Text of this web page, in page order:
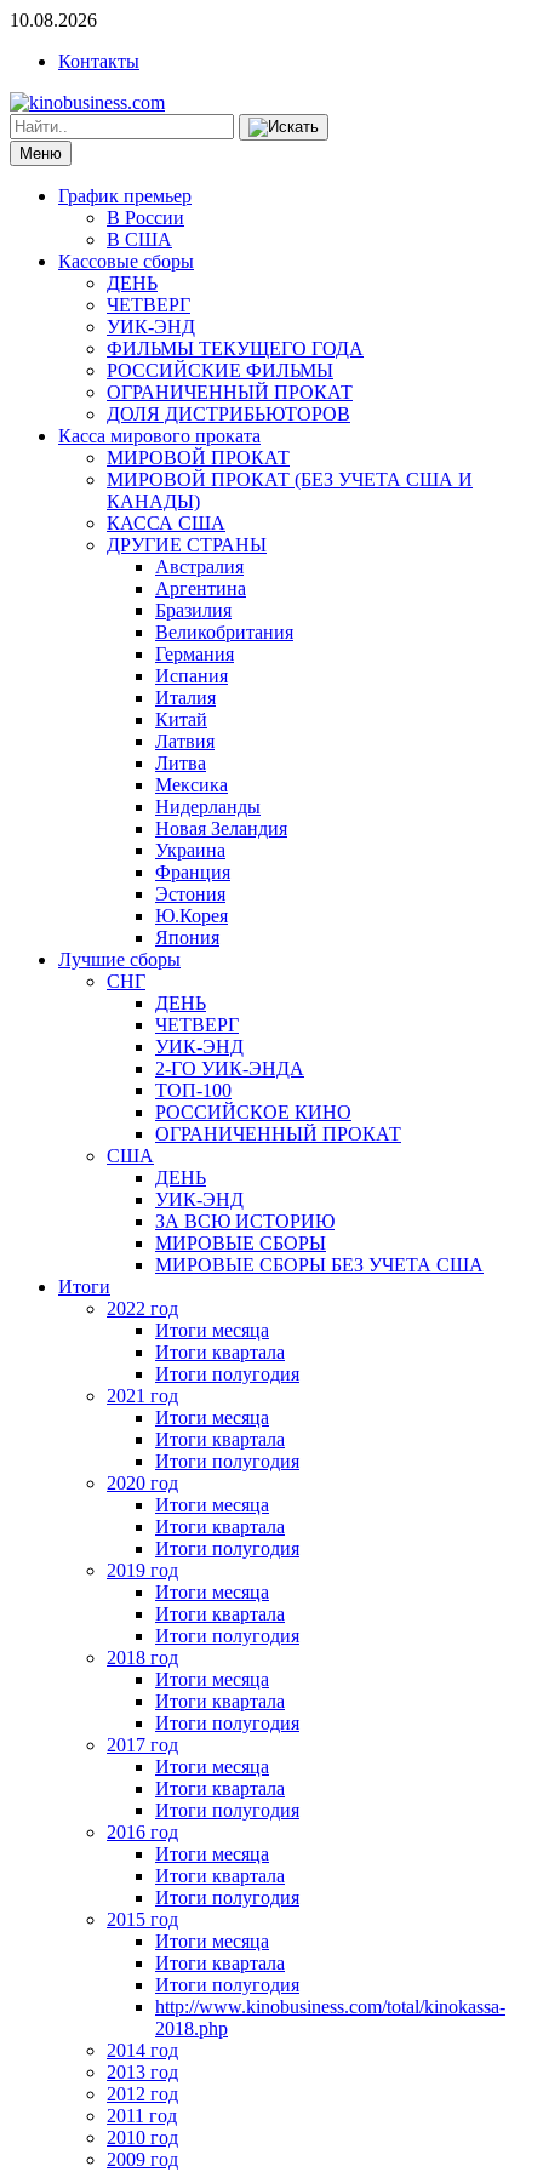
10.08.2026
Контакты
Меню
График премьер
В России
В США
Кассовые сборы
ДЕНЬ
ЧЕТВЕРГ
УИК-ЭНД
ФИЛЬМЫ ТЕКУЩЕГО ГОДА
РОССИЙСКИЕ ФИЛЬМЫ
ОГРАНИЧЕННЫЙ ПРОКАТ
ДОЛЯ ДИСТРИБЬЮТОРОВ
Касса мирового проката
МИРОВОЙ ПРОКАТ
МИРОВОЙ ПРОКАТ (БЕЗ УЧЕТА США И
КАНАДЫ)
КАССА США
ДРУГИЕ СТРАНЫ
Австралия
Аргентина
Бразилия
Великобритания
Германия
Испания
Италия
Китай
Латвия
Литва
Мексика
Нидерланды
Новая Зеландия
Украина
Франция
Эстония
Ю.Корея
Япония
Лучшие сборы
СНГ
ДЕНЬ
ЧЕТВЕРГ
УИК-ЭНД
2-ГО УИК-ЭНДА
ТОП-100
РОССИЙСКОЕ КИНО
ОГРАНИЧЕННЫЙ ПРОКАТ
США
ДЕНЬ
УИК-ЭНД
ЗА ВСЮ ИСТОРИЮ
МИРОВЫЕ СБОРЫ
МИРОВЫЕ СБОРЫ БЕЗ УЧЕТА США
Итоги
2022 год
Итоги месяца
Итоги квартала
Итоги полугодия
2021 год
Итоги месяца
Итоги квартала
Итоги полугодия
2020 год
Итоги месяца
Итоги квартала
Итоги полугодия
2019 год
Итоги месяца
Итоги квартала
Итоги полугодия
2018 год
Итоги месяца
Итоги квартала
Итоги полугодия
2017 год
Итоги месяца
Итоги квартала
Итоги полугодия
2016 год
Итоги месяца
Итоги квартала
Итоги полугодия
2015 год
Итоги месяца
Итоги квартала
Итоги полугодия
http://www.kinobusiness.com/total/kinokassa-
2018.php
2014 год
2013 год
2012 год
2011 год
2010 год
2009 год